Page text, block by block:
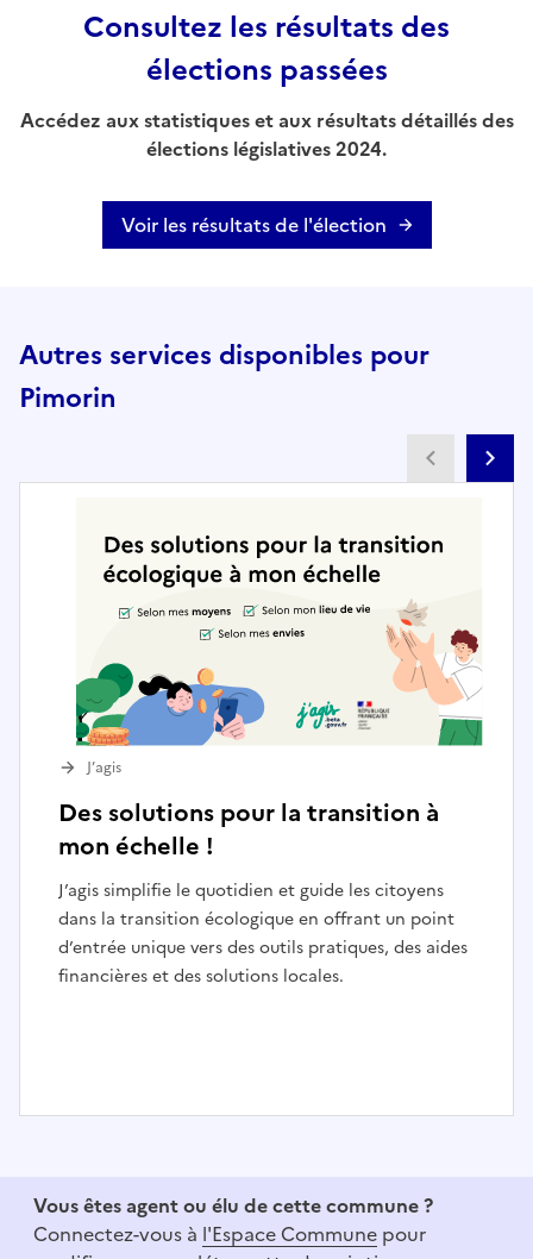
Consultez les résultats des
élections passées
Accédez aux statistiques et aux résultats détaillés des
élections législatives 2024.
Voir les résultats de l'élection
Autres services disponibles pour
Pimorin
Des solutions pour la transition à
mon échelle !
J’agis simplifie le quotidien et guide les citoyens
dans la transition écologique en offrant un point
d’entrée unique vers des outils pratiques, des aides
financières et des solutions locales.
J’agis
Vous êtes agent ou élu de cette commune ?
Connectez-vous à l'Espace Commune pour